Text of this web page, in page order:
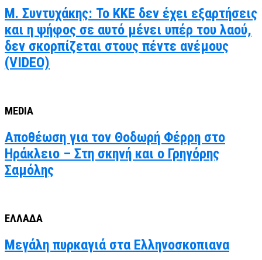
Μ. Συντυχάκης: Το ΚΚΕ δεν έχει εξαρτήσεις
και η ψήφος σε αυτό μένει υπέρ του λαού,
δεν σκορπίζεται στους πέντε ανέμους
(VIDEO)
MEDIA
Αποθέωση για τον Θοδωρή Φέρρη στο
Ηράκλειο – Στη σκηνή και ο Γρηγόρης
Σαμόλης
ΕΛΛΑΔΑ
Μεγάλη πυρκαγιά στα Ελληνοσκοπιανα